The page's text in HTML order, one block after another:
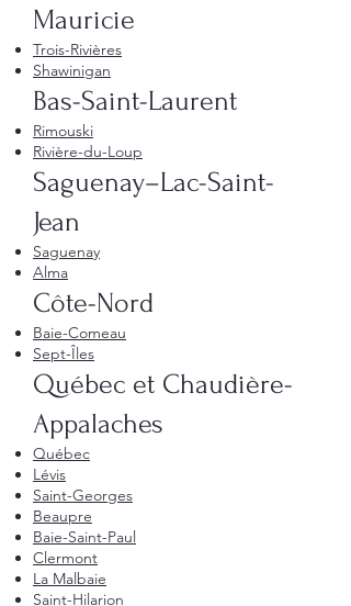
Mauricie
Trois-Rivières
Shawinigan
Bas-Saint-Laurent
Rimouski
Rivière-du-Loup
Saguenay–Lac-Saint-
Jean
Saguenay
Alma
Côte-Nord
Baie-Comeau
Sept-Îles
Québec et Chaudière-
Appalaches
Québec
Lévis
Saint-Georges
Beaupre
Baie-Saint-Paul
Clermont
La Malbaie
Saint-Hilarion